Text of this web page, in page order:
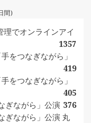
間)
でオンラインアイ
1357
をつなぎながら」
419
をつなぎながら」
405
ぎながら」公演 376
ぎながら」公演 丸